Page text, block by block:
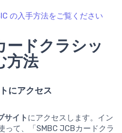
の入手方法をご覧ください
ードクラシッ
方法
にアクセス
サイト にアクセスします。イン
って、「SMBC JCBカードクラ